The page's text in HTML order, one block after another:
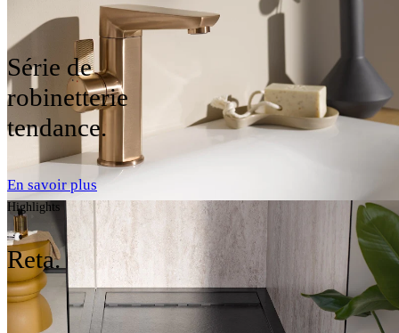
Série de
robinetterie
tendance.
En savoir plus
Highlights
Reta.